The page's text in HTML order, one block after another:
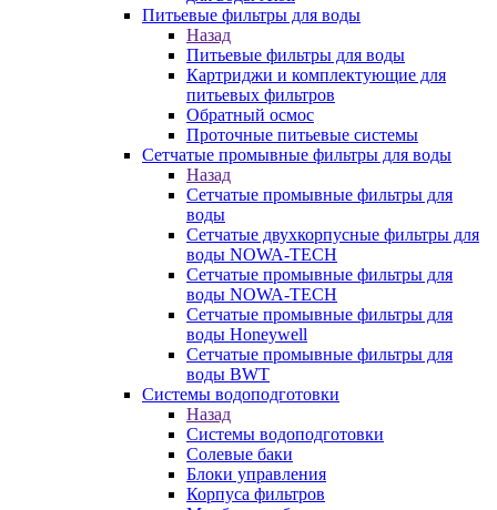
Питьевые фильтры для воды
Назад
Питьевые фильтры для воды
Картриджи и комплектующие для
питьевых фильтров
Обратный осмос
Проточные питьевые системы
Сетчатые промывные фильтры для воды
Назад
Сетчатые промывные фильтры для
воды
Сетчатые двухкорпусные фильтры для
воды NOWA-TECH
Сетчатые промывные фильтры для
воды NOWA-TECH
Сетчатые промывные фильтры для
воды Honeywell
Сетчатые промывные фильтры для
воды BWT
Системы водоподготовки
Назад
Системы водоподготовки
Солевые баки
Блоки управления
Корпуса фильтров